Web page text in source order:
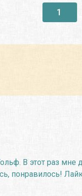
1
В этот раз мне
понравилось!